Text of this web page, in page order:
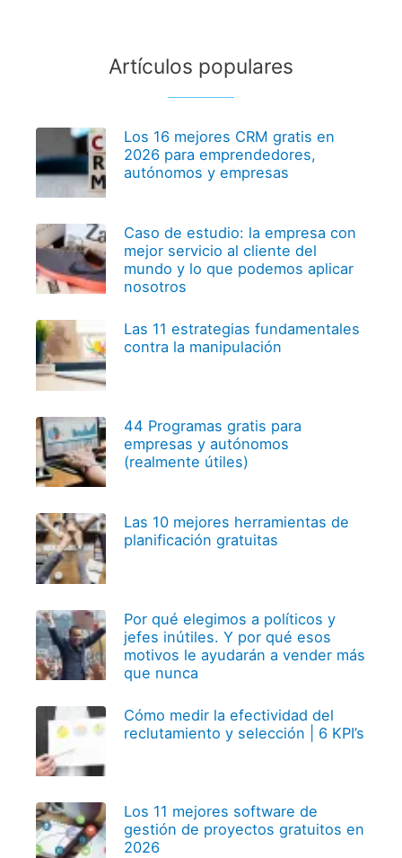
Artículos populares
Los 16 mejores CRM gratis en
2026 para emprendedores,
autónomos y empresas
Caso de estudio: la empresa con
mejor servicio al cliente del
mundo y lo que podemos aplicar
nosotros
Las 11 estrategias fundamentales
contra la manipulación
44 Programas gratis para
empresas y autónomos
(realmente útiles)
Las 10 mejores herramientas de
planificación gratuitas
Por qué elegimos a políticos y
jefes inútiles. Y por qué esos
motivos le ayudarán a vender más
que nunca
Cómo medir la efectividad del
reclutamiento y selección | 6 KPI’s
Los 11 mejores software de
gestión de proyectos gratuitos en
2026